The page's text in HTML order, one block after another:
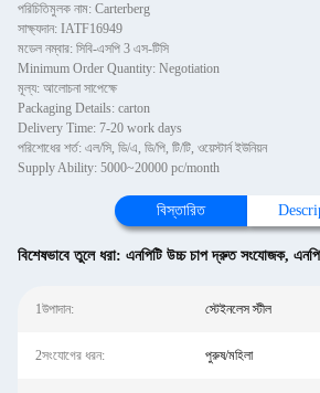
পরিচিতিমুলক নাম: Carterberg
সাক্ষ্যদান: IATF16949
মডেল নম্বার: সিবি-এসপি 3 এস-টিসি
Minimum Order Quantity: Negotiation
মূল্য: আলোচনা সাপেক্ষে
Packaging Details: carton
Delivery Time: 7-20 work days
পরিশোধের শর্ত: এল/সি, ডি/এ, ডি/পি, টি/টি, ওয়েস্টার্ন ইউনিয়ন
Supply Ability: 5000~20000 pc/month
বিস্তারিত
বিশেষভাবে তুলে ধরা: এনপিটি উচ্চ চাপ দ্রুত সংযোজক,
1উপাদান: স্টেইনলেস স্টীল
2সংযোগের ধরন: পুরুষ/মহিলা